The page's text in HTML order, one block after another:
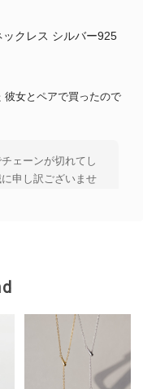
クレス シルバー925
彼女とペアで買ったので
ェーンが切れてし
申し訳ございませ
わせよりご連絡い